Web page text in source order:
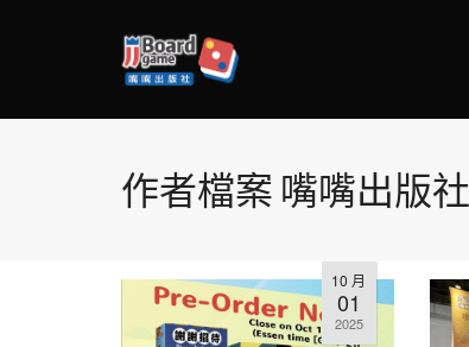
作者檔案 嘴嘴出版社
10 月
01
2025